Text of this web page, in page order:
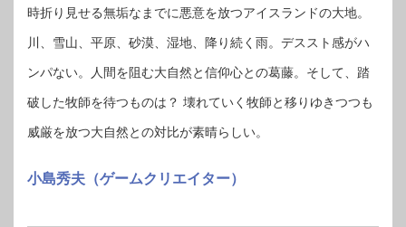
時折り見せる無垢なまでに悪意を放つアイスランドの大地。
川、雪山、平原、砂漠、湿地、降り続く雨。デススト感がハ
ンパない。人間を阻む大自然と信仰心との葛藤。そして、踏
破した牧師を待つものは？ 壊れていく牧師と移りゆきつつも
威厳を放つ大自然との対比が素晴らしい。
小島秀夫（ゲームクリエイター）